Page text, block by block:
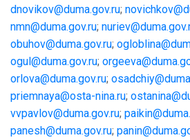
dnovikov@duma.gov.ru;
nmn@duma.gov.ru;
obuhov@duma.gov.ru;
ogul@duma.gov.ru;
orlova@duma.gov.ru;
priemnaya@osta-nina.ru;
vvpavlov@duma.gov.ru;
panesh@duma.gov.ru;